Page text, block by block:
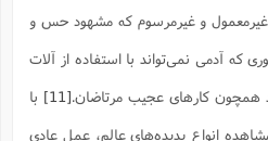
غیرمعمول و غیرمرسوم که مشهود حس و
آدمی نمی‌تواند با استفاده از آلات
همچون کار‌های عجیب مرتاضان.[11]
با
انواع پدیده‌‌های عالم، عمل عادی